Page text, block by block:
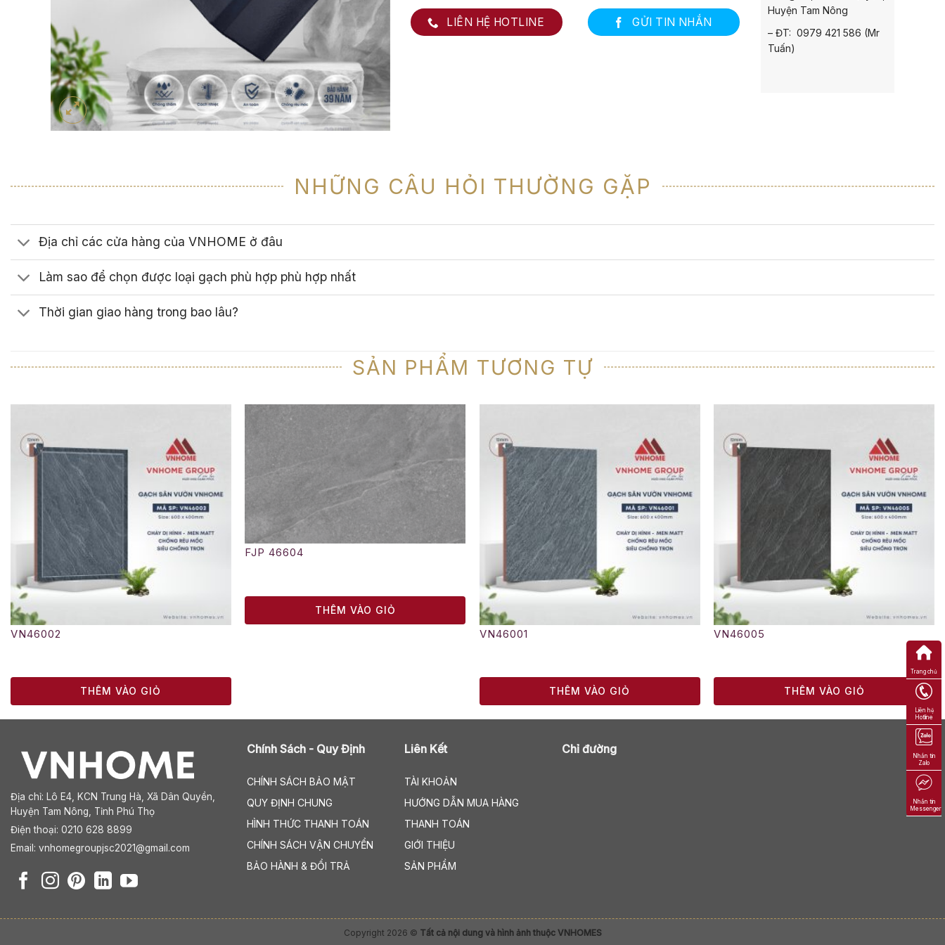
LIÊN HỆ HOTLINE GỬI TIN NHẮN
Huyện Tam Nông
– ĐT: 0979 421 586 (Mr
Tuấn)
NHỮNG CÂU HỎI THƯỜNG GẶP
Địa chỉ các cửa hàng của VNHOME ở đâu
Làm sao để chọn được loại gạch phù hợp phù hợp nhất
Thời gian giao hàng trong bao lâu?
SẢN PHẨM TƯƠNG TỰ
VN46002
THÊM VÀO GIỎ
FJP 46604
THÊM VÀO GIỎ
VN46001
THÊM VÀO GIỎ
VN46005
THÊM VÀO GIỎ
Địa chỉ: Lô E4, KCN Trung Hà, Xã Dân Quyền,
Huyện Tam Nông, Tỉnh Phú Thọ
Điện thoại: 0210 628 8899
Email: vnhomegroupjsc2021@gmail.com
Chính Sách - Quy Định
CHÍNH SÁCH BẢO MẬT
QUY ĐỊNH CHUNG
HÌNH THỨC THANH TOÁN
CHÍNH SÁCH VẬN CHUYỂN
BẢO HÀNH & ĐỔI TRẢ
Liên Kết
TÀI KHOẢN
HƯỚNG DẪN MUA HÀNG
THANH TOÁN
GIỚI THIỆU
SẢN PHẨM
Chỉ đường
Copyright 2026 © Tất cả nội dung và hình ảnh thuộc VNHOMES
Trang chủ
Liên hệ
Hotline
Nhắn tin
Zalo
Nhắn tin
Messenger